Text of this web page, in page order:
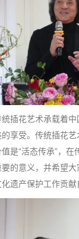
插花艺术承载着
享受。传统插花
是“活态传承”，在
的意义，并希望大
遗产保护工作贡献